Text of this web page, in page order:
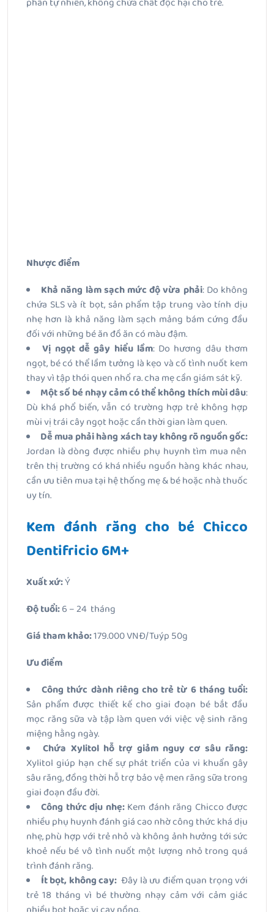
Nhược điểm
Khả năng làm sạch mức độ vừa phải: Do không
chứa SLS và ít bọt, sản phẩm tập trung vào tính dịu
nhẹ hơn là khả năng làm sạch mảng bám cứng đầu
đối với những bé ăn đồ ăn có màu đậm.
Vị ngọt dễ gây hiểu lầm: Do hương dâu thơm
ngọt, bé có thể lầm tưởng là kẹo và cố tình nuốt kem
thay vì tập thói quen nhổ ra. cha mẹ cần giám sát kỹ.
Một số bé nhạy cảm có thể không thích mùi dâu:
Dù khá phổ biến, vẫn có trường hợp trẻ không hợp
mùi vị trái cây ngọt hoặc cần thời gian làm quen.
Dễ mua phải hàng xách tay không rõ nguồn gốc:
Jordan là dòng được nhiều phụ huynh tìm mua nên
trên thị trường có khá nhiều nguồn hàng khác nhau,
cần ưu tiên mua tại hệ thống mẹ & bé hoặc nhà thuốc
uy tín.
Kem đánh răng cho bé Chicco
Dentifricio 6M+
Xuất xứ:Ý
Độ tuổi:6 – 24 tháng
Giá tham khảo:179.000 VNĐ/Tuýp 50g
Ưu điểm
Công thức dành riêng cho trẻ từ 6 tháng tuổi:
Sản phẩm được thiết kế cho giai đoạn bé bắt đầu
mọc răng sữa và tập làm quen với việc vệ sinh răng
miệng hằng ngày.
Chứa Xylitol hỗ trợ giảm nguy cơ sâu răng:
Xylitol giúp hạn chế sự phát triển của vi khuẩn gây
sâu răng, đồng thời hỗ trợ bảo vệ men răng sữa trong
giai đoạn đầu đời.
Công thức dịu nhẹ: Kem đánh răng Chicco được
nhiều phụ huynh đánh giá cao nhờ công thức khá dịu
nhẹ, phù hợp với trẻ nhỏ và không ảnh hưởng tới sức
khoẻ nếu bé vô tình nuốt một lượng nhỏ trong quá
trình đánh răng.
Ít bọt, không cay: Đây là ưu điểm quan trọng với
trẻ 18 tháng vì bé thường nhạy cảm với cảm giác